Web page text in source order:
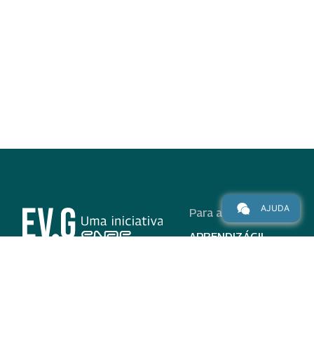
Para alunos
APRENDIZÁGIL
AJUDA